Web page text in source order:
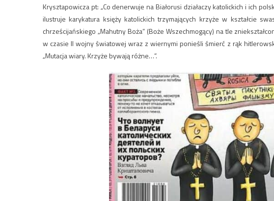
Krysztapowicza pt: „Co denerwuje na Białorusi działaczy katolickich i ich
ilustruje karykatura księży katolickich trzymających krzyże w kształcie
chrześcijańskiego „Mahutny Boża” (Boże Wszechmogący) na tle
w czasie II wojny światowej wraz z wiernymi ponieśli śmierć z rąk
„Mutacja wiary. Krzyże bywają różne…”.